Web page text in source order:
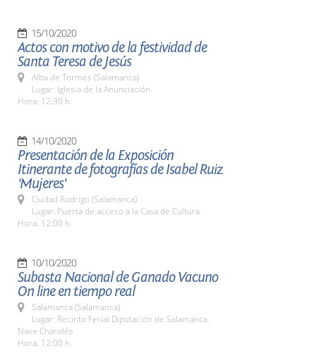
15/10/2020
Actos con motivo de la festividad de
Santa Teresa de Jesús
Alba de Tormes (Salamanca)
Lugar: Iglesia de la Anunciación
Hora: 12:30 h.
14/10/2020
Presentación de la Exposición
Itinerante de fotografías de Isabel Ruiz
'Mujeres'
Ciudad Rodrigo (Salamanca)
Lugar: Puerta de acceso a la Casa de Cultura
Hora: 12:00 h.
10/10/2020
Subasta Nacional de Ganado Vacuno
On line en tiempo real
Salamanca (Salamanca)
Lugar: Recinto Ferial Diputación de Salamanca.
Nave Charolés
Hora: 12:00 h.